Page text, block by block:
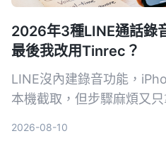
2026年3種LINE通話錄
最後我改用Tinrec？
LINE沒內建錄音功能，
本機截取，但步驟麻煩又
2026-08-10